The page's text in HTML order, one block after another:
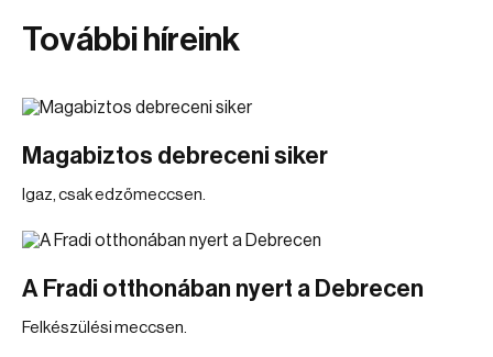
További híreink
Magabiztos debreceni siker
Igaz, csak edzőmeccsen.
A Fradi otthonában nyert a Debrecen
Felkészülési meccsen.